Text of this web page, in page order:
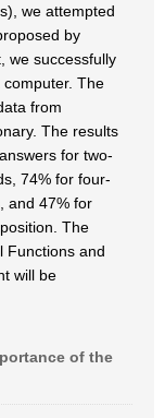
we attempted
by
we successfully
The
from
The results
for two-
74% for four-
and 47% for
The
Functions and
will be
of the